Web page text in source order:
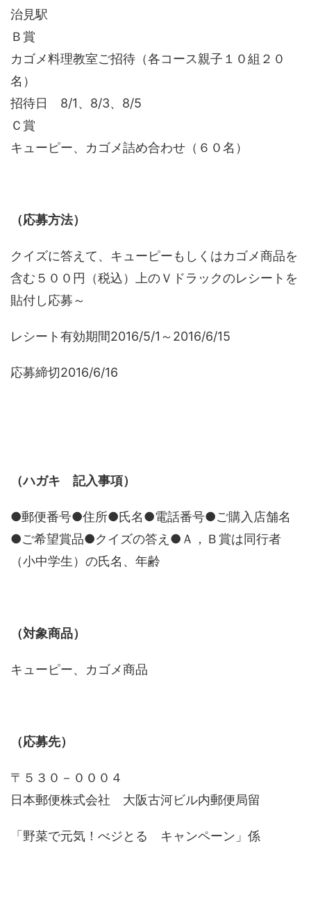
治見駅
Ｂ賞
カゴメ料理教室ご招待（各コース親子１０組２０
名）
招待日 8/1、8/3、8/5
Ｃ賞
キューピー、カゴメ詰め合わせ（６０名）
（応募方法）
クイズに答えて、キューピーもしくはカゴメ商品を
含む５００円（税込）上のＶドラックのレシートを
貼付し応募～
レシート有効期間2016/5/1～2016/6/15
応募締切2016/6/16
（ハガキ 記入事項）
●郵便番号●住所●氏名●電話番号●ご購入店舗名
●ご希望賞品●クイズの答え●Ａ，Ｂ賞は同行者
（小中学生）の氏名、年齢
（対象商品）
キューピー、カゴメ商品
（応募先）
〒５３０－０００４
日本郵便株式会社 大阪古河ビル内郵便局留
「野菜で元気！べジとる キャンペーン」係